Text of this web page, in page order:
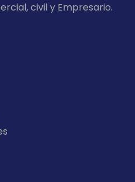
civil y Empresario.